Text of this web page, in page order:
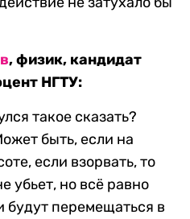
, физик, кандидат
НГТУ:
такое сказать?
быть, если на
если взорвать, то
убьет, но всё равно
будут перемещаться в